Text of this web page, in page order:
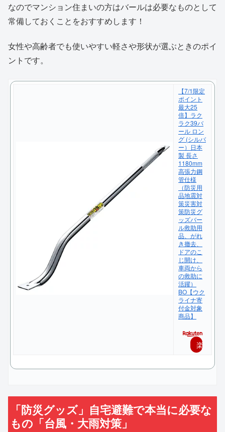
なのでマンション住まいの方はバールは必要なものとして
常備しておくことをおすすめします！
女性や高齢者でも使いやすい軽さや形状が選ぶときのポイ
ントです。
【7/1限定
ポイント
最大25
倍】ラク
ラク39バ
ール ロン
グ (シルバ
ー）日本
製 長さ
1180mm
高張力鋼
管仕様
（防災用
品地震対
策災害対
策防災グ
ッズバー
ル救助用
品、がれ
き撤去、
ドアのこ
じ開け、
車両から
の救助に
活躍）
BO【ウク
ライナ寄
付金対象
商品】
楽
入
「防災グッズ」自宅避難で本当に必要な
もの「台風・大雨対策」